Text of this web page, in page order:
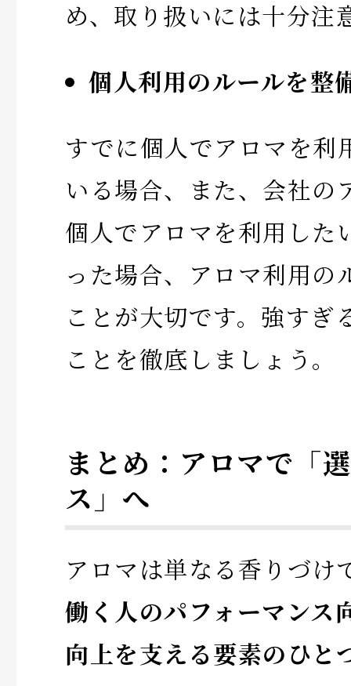
め、取り扱いには十分注
個人利用のルールを整
すでに個人でアロマを利
いる場合、また、会社の
個人でアロマを利用した
った場合、アロマ利用の
ことが大切です。強すぎ
ことを徹底しましょう。
まとめ：アロマで「
ス」へ
アロマは単なる香りづけ
働く人のパフォーマンス
向上を支える要素のひと